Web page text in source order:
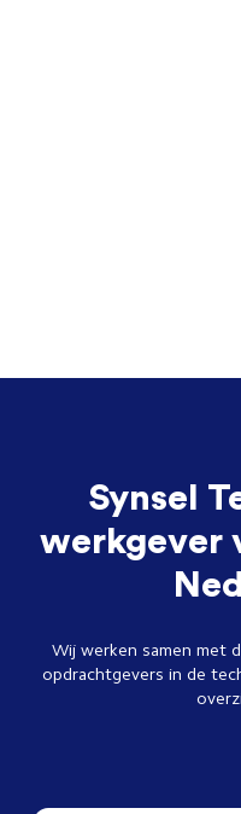
Synsel
werkgever
Wij werken samen met
opdrachtgevers in de